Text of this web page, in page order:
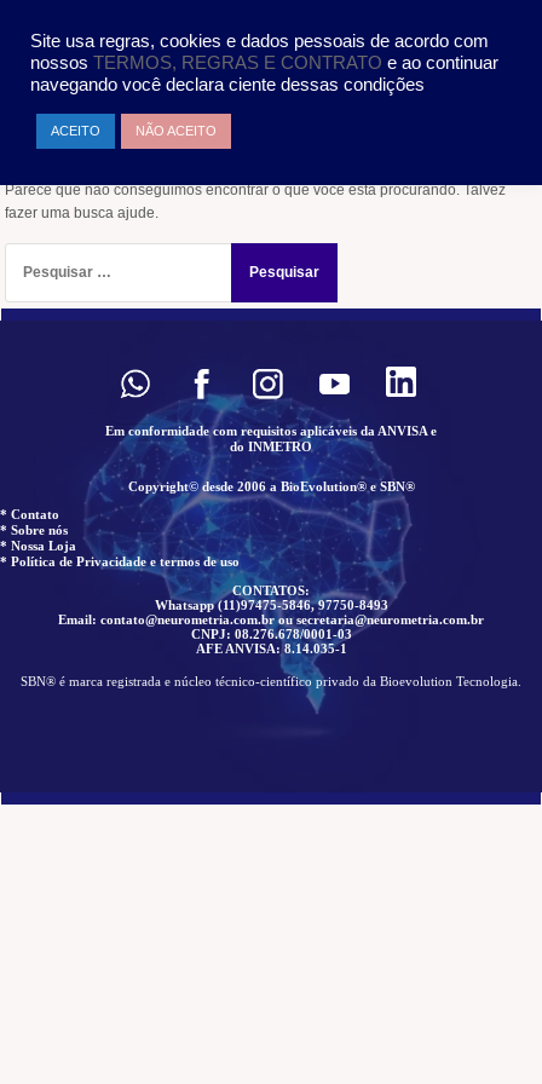
conteúdo
Nada encontrado
Parece que não conseguimos encontrar o que você está procurando. Talvez
fazer uma busca ajude.
por:
Em conformidade com requisitos aplicáveis da ANVISA e
do INMETRO
Copyright© desde 2006 a BioEvolution® e SBN®
* Contato
* Sobre nós
* Nossa Loja
* Política de Privacidade e termos de uso
CONTATOS:
Whatsapp (11)97475-5846, 97750-8493
Email: contato@neurometria.com.br ou secretaria@neurometria.com.br
CNPJ: 08.276.678/0001-03
AFE ANVISA: 8.14.035-1
SBN® é marca registrada e núcleo técnico-científico privado da Bioevolution Tecnologia.
Site usa regras, cookies e dados pessoais de acordo com
nossos TERMOS, REGRAS E CONTRATO e ao continuar
navegando você declara ciente dessas condições
ACEITO NÃO ACEITO